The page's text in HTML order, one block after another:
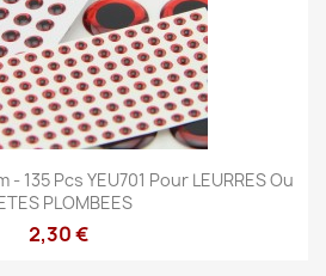
135 Pcs YEU701 Pour LEURRES Ou
PLOMBEES
2,30 €